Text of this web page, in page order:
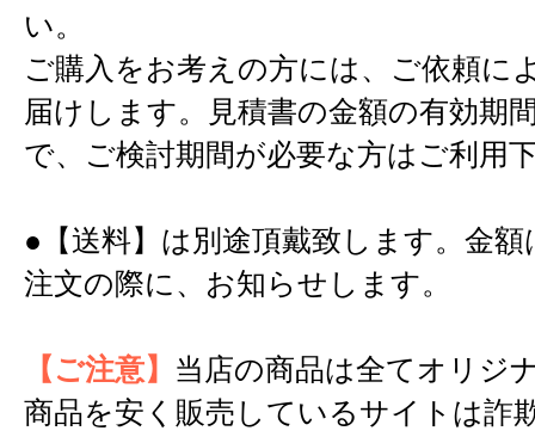
い。
ご購入をお考えの方には、ご依頼に
届けします。見積書の金額の有効期
で、ご検討期間が必要な方はご利用
●【送料】は別途頂戴致します。金
注文の際に、お知らせします。
【ご注意】 当店の商品は全てオリジ
商品を安く販売しているサイトは詐